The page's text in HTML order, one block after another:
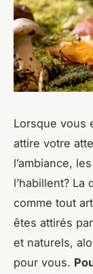
Lorsque vous
attire votre
l’ambiance,
l’habillent?
comme tout
êtes attirés
et naturels,
pour vous.